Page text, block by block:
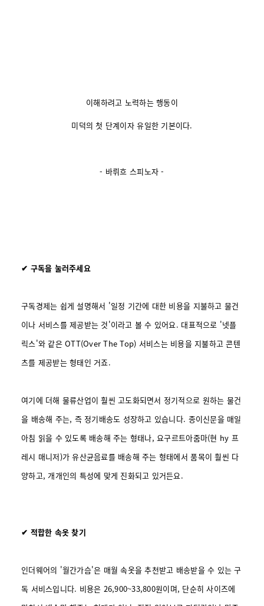
이해하려고 노력하는 행동이
미덕의 첫 단계이자 유일한 기본이다.
- 바뤼흐 스피노자 -
✔ 구독을 눌러주세요
구독경제는 쉽게 설명해서 '일정 기간에 대한 비용을 지불하고 물건
이나 서비스를 제공받는 것'이라고 볼 수 있어요. 대표적으로 '넷플
릭스'와 같은 OTT(Over The Top) 서비스는 비용을 지불하고 콘텐
츠를 제공받는 형태인 거죠.
여기에 더해 물류산업이 훨씬 고도화되면서 정기적으로 원하는 물건
을 배송해 주는, 즉 정기배송도 성장하고 있습니다. 종이신문을 매일
아침 읽을 수 있도록 배송해 주는 형태나, 요구르트아줌마(현 hy 프
레시 매니저)가 유산균음료를 배송해 주는 형태에서 품목이 훨씬 다
양하고, 개개인의 특성에 맞게 진화되고 있거든요.
✔ 적합한 속옷 찾기
인더웨어의 '월간가슴'은 매월 속옷을 추천받고 배송받을 수 있는 구
독 서비스입니다. 비용은 26,900~33,800원이며, 단순히 사이즈에